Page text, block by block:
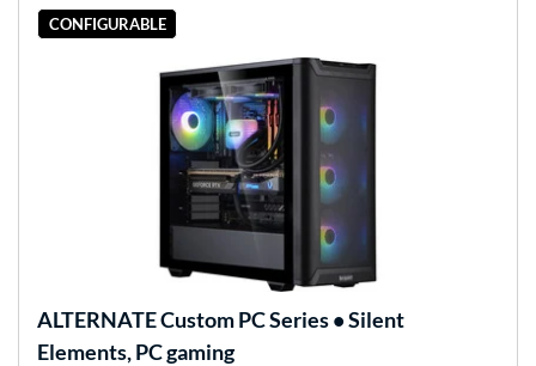
CONFIGURABLE
ALTERNATECustom PC Series • Silent
Elements, PC gaming